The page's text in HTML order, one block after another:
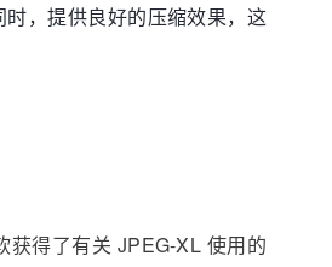
，提供良好的压缩效果，这
获得了有关 JPEG-XL 使用的